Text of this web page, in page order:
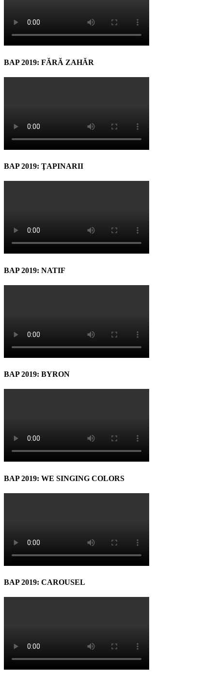
BAP 2019: FĂRĂ ZAHĂR
BAP 2019: ŢAPINARII
BAP 2019: NATIF
BAP 2019: BYRON
BAP 2019: WE SINGING COLORS
BAP 2019: CAROUSEL